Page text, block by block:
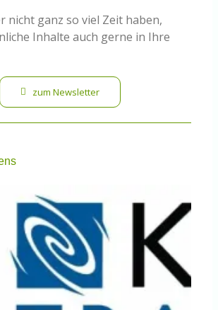
nicht ganz so viel Zeit haben,
Inhalte auch gerne in Ihre
zum Newsletter